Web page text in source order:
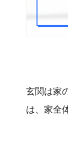
玄関は家
は、家全